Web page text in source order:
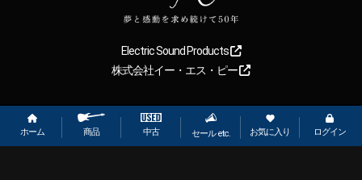
ホーム 商品 中古 セール etc. お気に入り ログイン
Electric Sound Products
株式会社イー・エス・ピー
Copyright 2026【ESP直営】BIGBOSS オンラインマーケット(ギター＆
ベース). All rights reserved.